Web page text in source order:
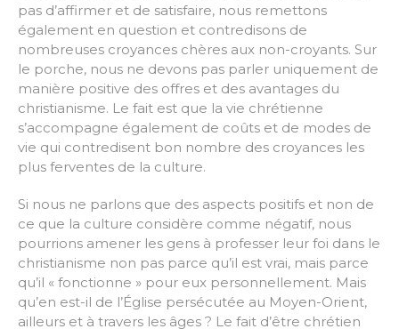
pas d’affirmer et de satisfaire, nous remettons
également en question et contredisons de
nombreuses croyances chères aux non-croyants. Sur
le porche, nous ne devons pas parler uniquement de
manière positive des offres et des avantages du
christianisme. Le fait est que la vie chrétienne
s’accompagne également de coûts et de modes de
vie qui contredisent bon nombre des croyances les
plus ferventes de la culture.
Si nous ne parlons que des aspects positifs et non de
ce que la culture considère comme négatif, nous
pourrions amener les gens à professer leur foi dans le
christianisme non pas parce qu’il est vrai, mais parce
qu’il « fonctionne » pour eux personnellement. Mais
qu’en est-il de l’Église persécutée au Moyen-Orient,
ailleurs et à travers les âges ? Le fait d’être chrétien